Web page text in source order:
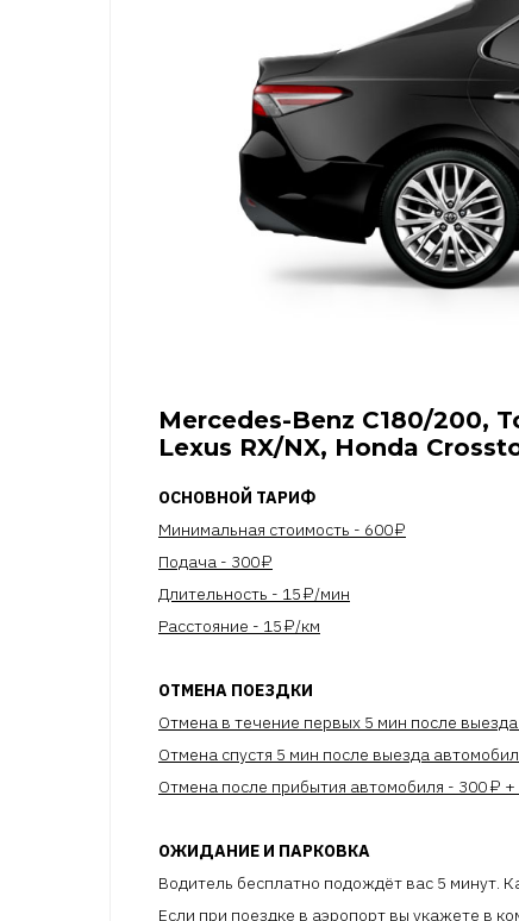
Mercedes-Benz C180/200,
Lexus RX/NX, Honda
ОСНОВНОЙ ТАРИФ
Минимальная стоимость - 600 ₽
Подача - 300 ₽
Длительность - 15 ₽/мин
Расстояние - 15 ₽/км
ОТМЕНА ПОЕЗДКИ
Отмена в течение первых 5 мин после
Отмена спустя 5 мин после выезда
Отмена после прибытия автомобиля - 300 ₽
ОЖИДАНИЕ И ПАРКОВКА
Водитель бесплатно подождёт вас 5 минут.
Если при поездке в аэропорт вы укажете в